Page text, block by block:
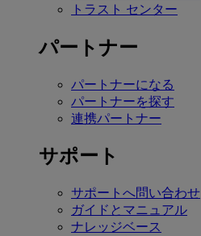
トラスト センター
パートナー
パートナーになる
パートナーを探す
連携パートナー
サポート
サポートへ問い合わせ
ガイドとマニュアル
ナレッジベース